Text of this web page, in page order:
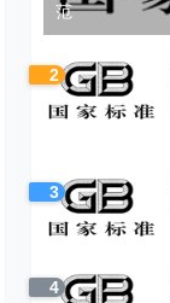
范
2
3
4